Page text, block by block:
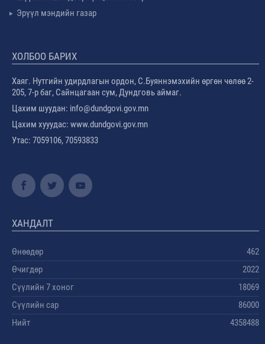
Эрүүл мэндийн газар
ХОЛБОО БАРИХ
Хаяг. Нутгийн удирдлагын ордон, С.Буяннэмэхийн өргөн чөлөө 2-
205, 7-р баг, Сайнцагаан сум, Дундговь аймаг.
Цахим шуудан: info@dundgovi.gov.mn
Цахим хууудас: www.dundgovi.gov.mn
Утас: 7059106, 70593833
ХАНДАЛТ
Өнөөдөр
462
Өчигдөр
2022
Сүүлийн 7 хоног
18069
Сүүлийн сар
86000
Нийт
4358488